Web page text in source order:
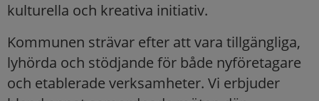
kulturella och kreativa initiativ.
Kommunen strävar efter att vara tillgängliga,
lyhörda och stödjande för både nyföretagare
och etablerade verksamheter. Vi erbjuder